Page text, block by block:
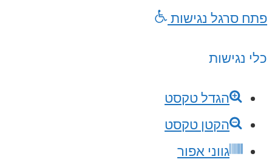
פתח סרגל נגישות
כלי נגישות
הגדל טקסט
הקטן טקסט
גווני אפור